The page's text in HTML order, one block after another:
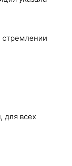
стремлении
для всех